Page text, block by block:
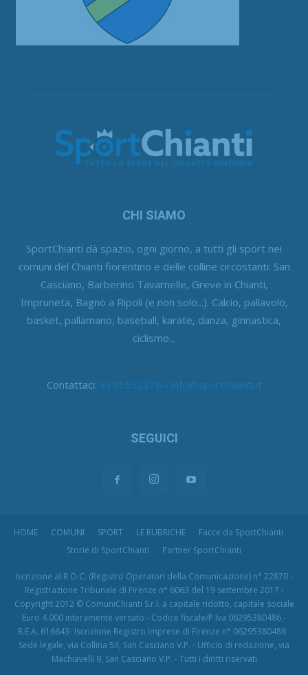
CHI SIAMO
SportChianti dà spazio, ogni giorno, a tutti gli sport nei
comuni del Chianti fiorentino e delle colline circostanti: San
Casciano, Barberino Tavarnelle, Greve in Chianti,
Impruneta, Bagno a Ripoli (e non solo...). Calcio, pallavolo,
basket, pallamano, baseball, karate, danza, ginnastica,
ciclismo...
Contattaci: 3391552376 - info@sportchianti.it
SEGUICI
HOME COMUNI SPORT LE RUBRICHE
Facce da SportChianti
Storie di SportChianti
Partner SportChianti
Iscrizione al R.O.C. (Registro Operatori della Comunicazione) n° 22870 -
Registrazione Tribunale di Firenze n° 6063 del 19 settembre 2017 -
Copyright 2012 © ComuniChianti S.r.l. a capitale ridotto, capitale sociale
Euro 4.000 interamente versato - Codice fiscale/P.Iva 06295380486 -
R.E.A. 616643- Iscrizione Registro Imprese di Firenze n° 06295380486 -
Sede legale, via Collina 5/i, San Casciano V.P. - Ufficio di redazione, via
Machiavelli 9, San Casciano V.P. - Tutti i diritti riservati